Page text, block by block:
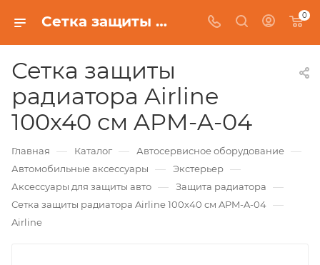
Сетка защиты радиатора Airline 100х40 см APM-A-04 0
Сетка защиты
радиатора Airline
100х40 см APM-A-04
Главная — Каталог — Автосервисное оборудование —
Автомобильные аксессуары — Экстерьер —
Аксессуары для защиты авто — Защита радиатора —
Сетка защиты радиатора Airline 100х40 см APM-A-04 —
Airline